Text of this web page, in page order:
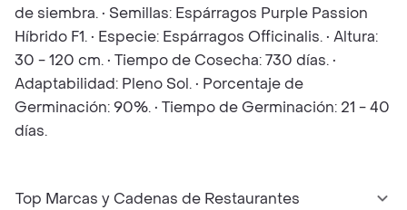
de siembra. • Semillas: Espárragos Purple Passion
Híbrido F1. • Especie: Espárragos Officinalis. • Altura:
30 - 120 cm. • Tiempo de Cosecha: 730 días. •
Adaptabilidad: Pleno Sol. • Porcentaje de
Germinación: 90%. • Tiempo de Germinación: 21 - 40
días.
Top Marcas y Cadenas de Restaurantes